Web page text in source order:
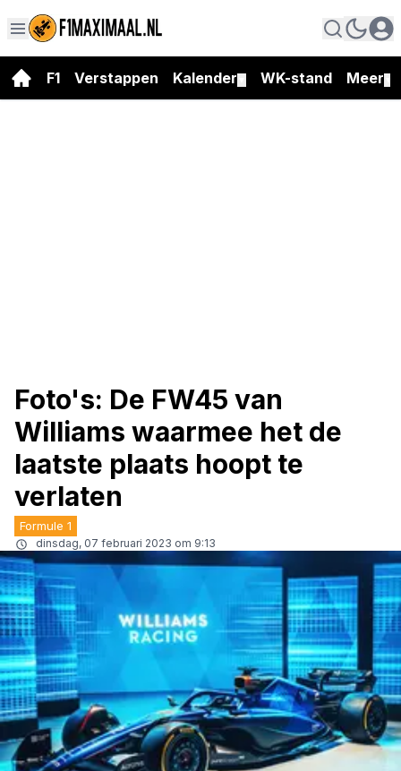
F1 Verstappen Kalender WK-stand Meer
Foto's: De FW45 van
Williams waarmee het de
laatste plaats hoopt te
verlaten
Formule 1
dinsdag, 07 februari 2023 om 9:13